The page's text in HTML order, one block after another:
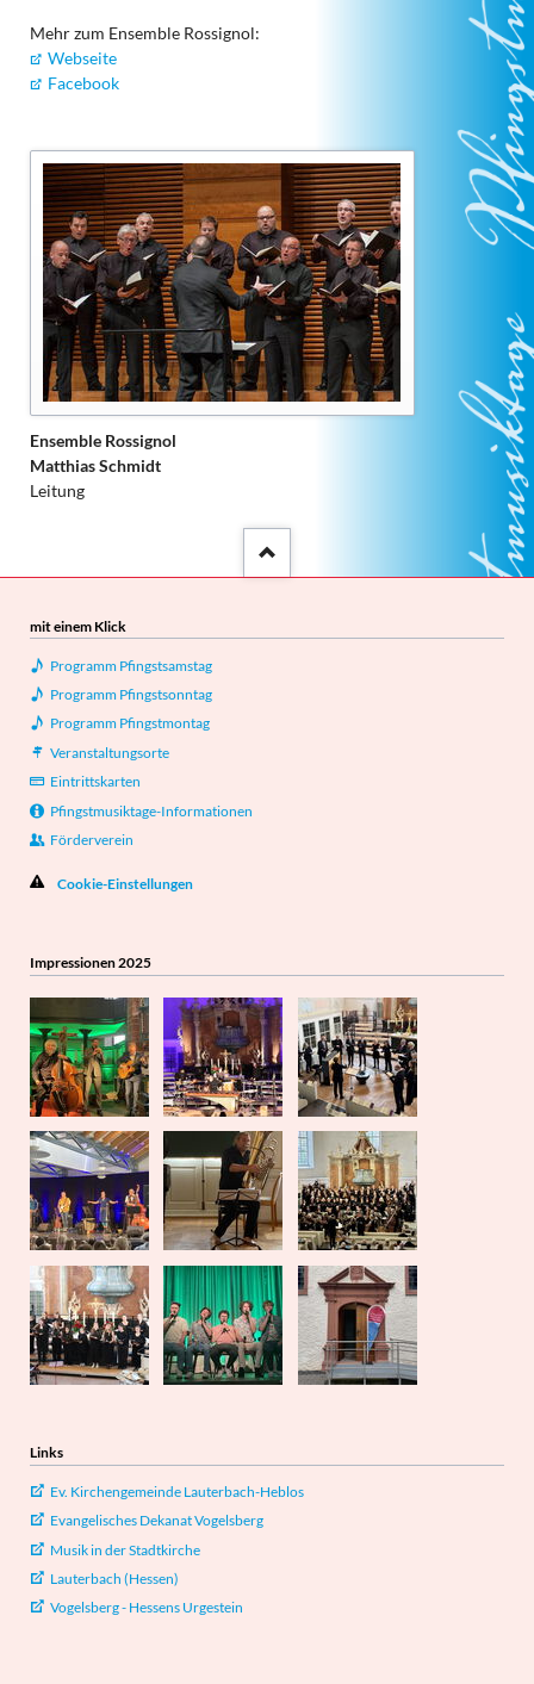
Mehr zum Ensemble Rossignol:
Webseite
Facebook
Ensemble Rossignol
Matthias Schmidt
Leitung
mit einem Klick
Programm Pfingstsamstag
Programm Pfingstsonntag
Programm Pfingstmontag
Veranstaltungsorte
Eintrittskarten
Pfingstmusiktage-Informationen
Förderverein
Cookie-Einstellungen
Impressionen 2025
Links
Ev. Kirchengemeinde Lauterbach-Heblos
Evangelisches Dekanat Vogelsberg
Musik in der Stadtkirche
Lauterbach (Hessen)
Vogelsberg - Hessens Urgestein